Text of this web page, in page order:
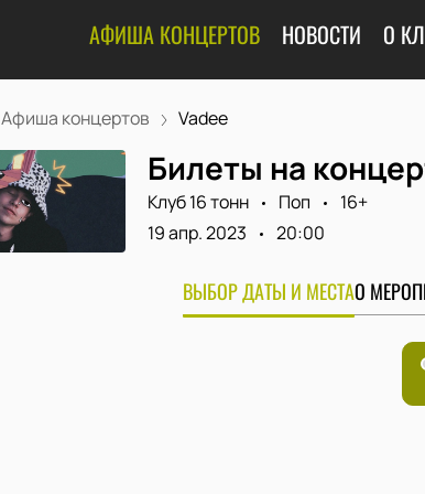
АФИША КОНЦЕРТОВ НОВОСТИ О
Афиша концертов Vadee
Билеты на
Клуб 16 тонн Поп
16+
19 апр. 2023
20:00
ВЫБОР ДАТЫ И МЕСТАО